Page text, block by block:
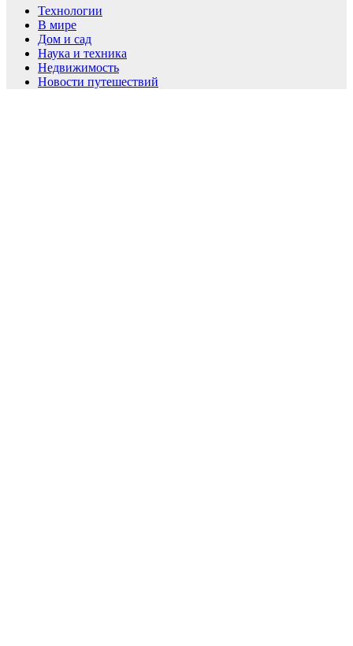
Технологии
В мире
Дом и сад
Наука и техника
Недвижимость
Новости путешествий